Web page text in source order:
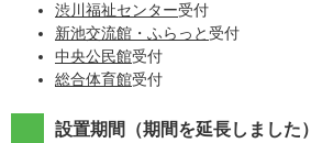
渋川福祉センター受付
新池交流館・ふらっと受付
中央公民館受付
総合体育館受付
設置期間（期間を延長しました）